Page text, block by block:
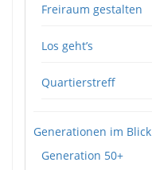
Freiraum gestalten
Los geht’s
Quartierstreff
Generationen im Blick
Generation 50+